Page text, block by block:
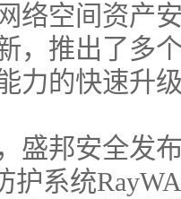
络空间资产
，推出了多
力的快速升
盛邦安全发
护系统